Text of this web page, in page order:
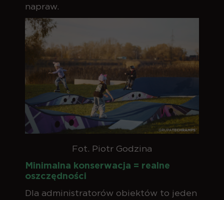
napraw.
Fot. Piotr Godzina
Minimalna konserwacja = realne
oszczędności
Dla administratorów obiektów to jeden